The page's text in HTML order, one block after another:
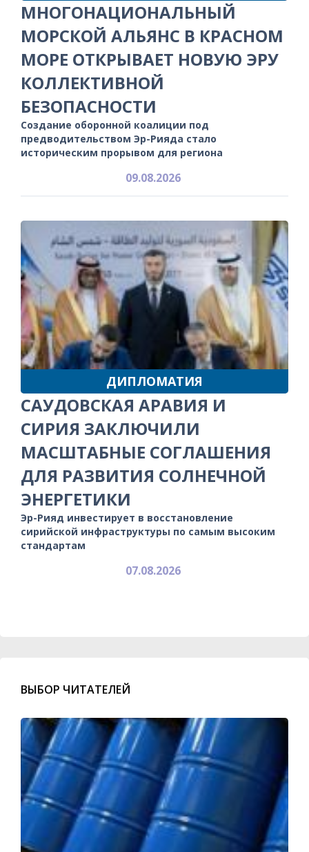
МНОГОНАЦИОНАЛЬНЫЙ
МОРСКОЙ АЛЬЯНС В КРАСНОМ
МОРЕ ОТКРЫВАЕТ НОВУЮ ЭРУ
КОЛЛЕКТИВНОЙ
БЕЗОПАСНОСТИ
Создание оборонной коалиции под
предводительством Эр-Рияда стало
историческим прорывом для региона
09.08.2026
ДИПЛОМАТИЯ
САУДОВСКАЯ АРАВИЯ И
СИРИЯ ЗАКЛЮЧИЛИ
МАСШТАБНЫЕ СОГЛАШЕНИЯ
ДЛЯ РАЗВИТИЯ СОЛНЕЧНОЙ
ЭНЕРГЕТИКИ
Эр-Рияд инвестирует в восстановление
сирийской инфраструктуры по самым высоким
стандартам
07.08.2026
ВЫБОР ЧИТАТЕЛЕЙ